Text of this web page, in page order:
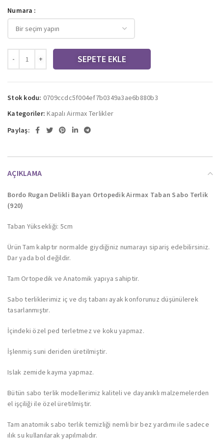
Numara
SEPETE EKLE
Stok kodu: 0709ccdc5f004ef7b0349a3ae6b880b3
Kategoriler: Kapalı Airmax Terlikler
Paylaş:
AÇIKLAMA
Bordo Rugan Delikli Bayan Ortopedik Airmax Taban Sabo Terlik
(920)
Taban Yüksekliği: 5cm
Ürün Tam kalıptır normalde giydiğiniz numarayı sipariş edebilirsiniz.
Dar yada bol değildir.
Tam Ortopedik ve Anatomik yapıya sahiptir.
Sabo terliklerimiz iç ve dış tabanı ayak konforunuz düşünülerek
tasarlanmıştır.
İçindeki özel ped terletmez ve koku yapmaz.
İşlenmiş suni deriden üretilmiştir.
Islak zemide kayma yapmaz.
Bütün sabo terlik modellerimiz kaliteli ve dayanıklı malzemelerden
el işçiliği ile özel üretilmiştir.
Tam anatomik sabo terlik temizliği nemli bir bez yardımı ile sadece
ılık su kullanılarak yapılmalıdır.